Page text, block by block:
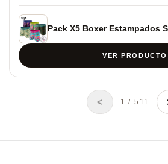
Pack X5 Boxer Estampados
VER PRODUCTO
< 1 / 511